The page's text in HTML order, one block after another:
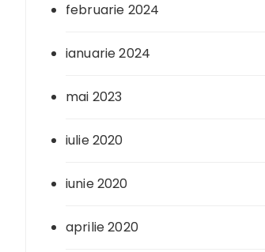
februarie 2024
ianuarie 2024
mai 2023
iulie 2020
iunie 2020
aprilie 2020